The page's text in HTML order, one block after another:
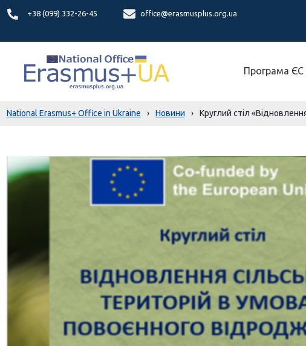
+38 (099) 332-26-45
office@erasmusplus.org.ua
Програма ЄС
National Erasmus+ Office in Ukraine › Новини › Круглий стіл